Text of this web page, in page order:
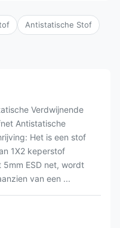
Antistatische Stof
Verdwijnende
Antistatische
Het is een stof
1X2 keperstof
ESD net, wordt
van een ...